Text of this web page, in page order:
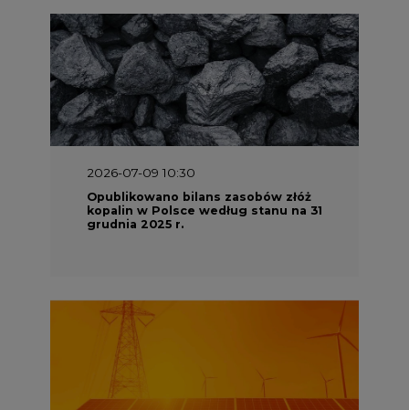
2026-07-09 10:30
Opublikowano bilans zasobów złóż
kopalin w Polsce według stanu na 31
grudnia 2025 r.